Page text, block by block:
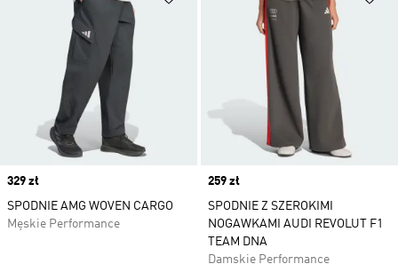
Price
329 zł
SPODNIE AMG WOVEN CARGO
Męskie Performance
Price
259 zł
SPODNIE Z SZEROKIMI
NOGAWKAMI AUDI REVOLUT F1
TEAM DNA
Damskie Performance